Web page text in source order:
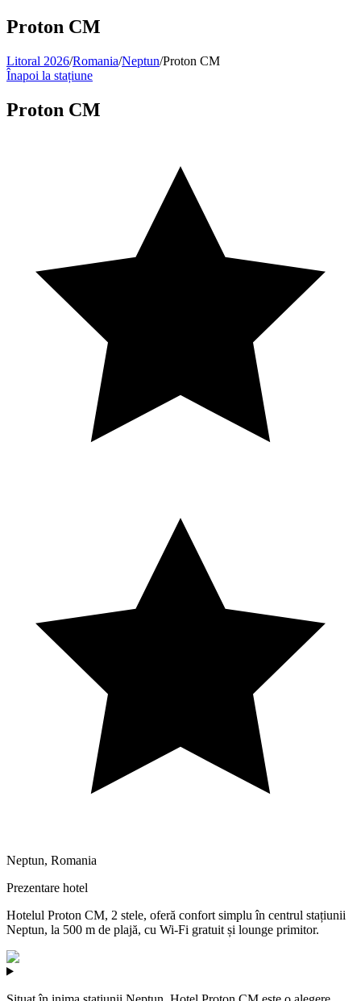
Proton CM
Litoral 2026/Romania/Neptun/Proton CM
Înapoi la stațiune
Proton CM
Neptun, Romania
Prezentare hotel
Hotelul Proton CM, 2 stele, oferă confort simplu în centrul stațiunii
Neptun, la 500 m de plajă, cu Wi‑Fi gratuit și lounge primitor.